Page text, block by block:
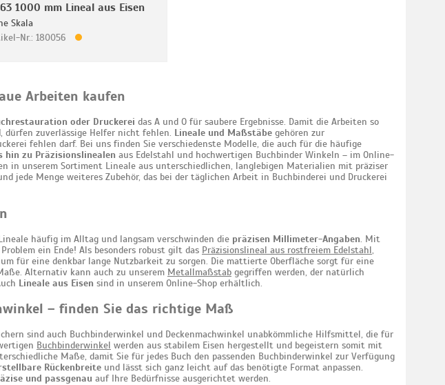
1000 mm Lineal aus Eisen
Skala
Nr.: 180056
Arbeiten kaufen
oder Druckerei das A und O für saubere Ergebnisse. Damit die Arbeiten so
dürfen zuverlässige Helfer nicht fehlen. Lineale und Maßstäbe gehören zur
fehlen darf. Bei uns finden Sie verschiedenste Modelle, die auch für die häufige
hin zu Präzisionslinealen aus Edelstahl und hochwertigen Buchbinder Winkeln – im Online-
in unserem Sortiment Lineale aus unterschiedlichen, langlebigen Materialien mit präziser
jede Menge weiteres Zubehör, das bei der täglichen Arbeit in Buchbinderei und Druckerei
häufig im Alltag und langsam verschwinden die präzisen Millimeter-Angaben. Mit
ein Ende! Als besonders robust gilt das Präzisionslineal aus rostfreiem Edelstahl,
für eine denkbar lange Nutzbarkeit zu sorgen. Die mattierte Oberfläche sorgt für eine
Alternativ kann auch zu unserem Metallmaßstab gegriffen werden, der natürlich
Lineale aus Eisen sind in unserem Online-Shop erhältlich.
– finden Sie das richtige Maß
sind auch Buchbinderwinkel und Deckenmachwinkel unabkömmliche Hilfsmittel, die für
Buchbinderwinkel werden aus stabilem Eisen hergestellt und begeistern somit mit
Maße, damit Sie für jedes Buch den passenden Buchbinderwinkel zur Verfügung
Rückenbreite und lässt sich ganz leicht auf das benötigte Format anpassen.
und passgenau auf Ihre Bedürfnisse ausgerichtet werden.